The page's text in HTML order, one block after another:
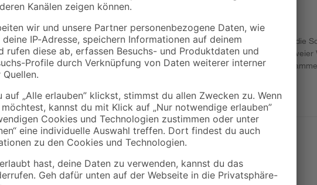
Der Doppelwechselschaltereinsatz verfügt über die
Innenbereich geeignet. Er dient zum Schalten
aus und ist passend für sämtliche